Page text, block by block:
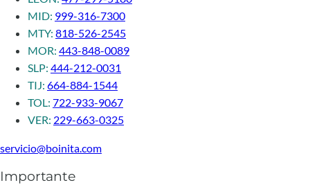
MID: 999-316-7300
MTY: 818-526-2545
MOR: 443-848-0089
SLP: 444-212-0031
TIJ: 664-884-1544
TOL: 722-933-9067
VER: 229-663-0325
servicio@boinita.com
Importante